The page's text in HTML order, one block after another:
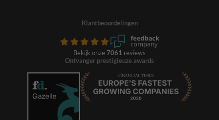
Klantbeoordelingen
Bekijk onze 7061 reviews
Ontvanger prestigieuze awards